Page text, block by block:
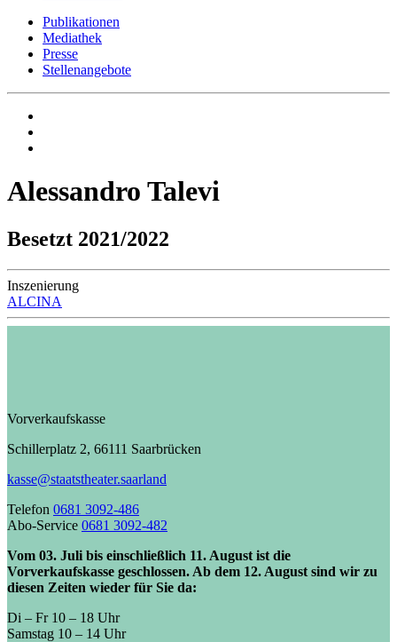
Publikationen
Mediathek
Presse
Stellenangebote
Alessandro Talevi
Besetzt 2021/2022
Inszenierung
ALCINA
Vorverkaufskasse
Schillerplatz 2, 66111 Saarbrücken
kasse@staatstheater.saarland
Telefon 0681 3092-486
Abo-Service 0681 3092-482
Vom 03. Juli bis einschließlich 11. August ist die
Vorverkaufskasse geschlossen. Ab dem 12. August sind wir zu
diesen Zeiten wieder für Sie da:
Di – Fr 10 – 18 Uhr
Samstag 10 – 14 Uhr